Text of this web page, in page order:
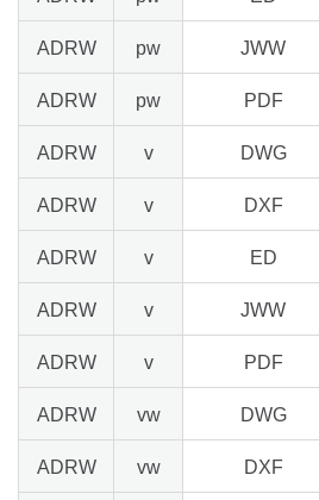
ADRW pw JWW
ADRW pw PDF
ADRW v DWG
ADRW v DXF
ADRW v ED
ADRW v JWW
ADRW v PDF
ADRW vw DWG
ADRW vw DXF